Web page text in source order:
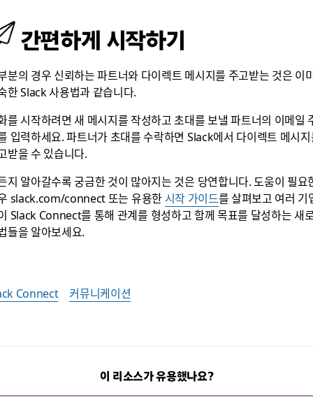
간편하게 시작하기
분의 경우 신뢰하는 파트너와 다이렉트 메시지를 주고받는 것은 이
한 Slack 사용법과 같습니다.
를 시작하려면 새 메시지를 작성하고 초대를 보낼 파트너의 이메일
입력하세요. 파트너가 초대를 수락하면 Slack에서 다이렉트 메시
받을 수 있습니다.
지 알아갈수록 궁금한 것이 많아지는 것은 당연합니다. 도움이 필요
slack.com/connect 또는 유용한 시작 가이드를 살펴보고 여러 기
Slack Connect를 통해 관계를 형성하고 함께 목표를 달성하는 새
들을 알아보세요.
Connect 커뮤니케이션
이 리소스가 유용했나요?